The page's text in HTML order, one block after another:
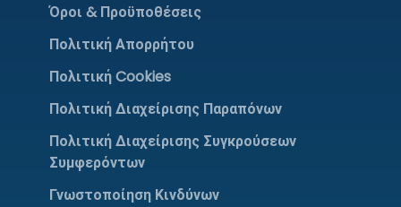
Όροι & Προϋποθέσεις
Πολιτική Απορρήτου
Πολιτική Cookies
Πολιτική Διαχείρισης Παραπόνων
Πολιτική Διαχείρισης Συγκρούσεων
Συμφερόντων
Γνωστοποίηση Κινδύνων